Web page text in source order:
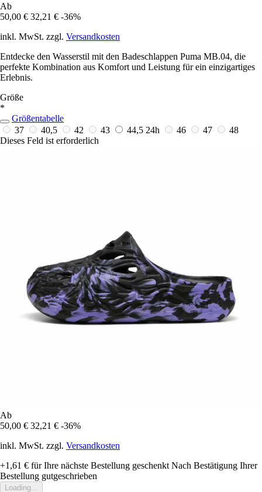
Ab
50,00 € 32,21 € -36%
inkl. MwSt. zzgl. Versandkosten
Entdecke den Wasserstil mit den Badeschlappen Puma MB.04, die
perfekte Kombination aus Komfort und Leistung für ein einzigartiges
Erlebnis.
Größe
*
Größentabelle
37
40,5 42 43 44,5 24h 46 47
48
Dieses Feld ist erforderlich
Ab
50,00 € 32,21 € -36%
inkl. MwSt. zzgl. Versandkosten
+1,61 € für Ihre nächste Bestellung geschenkt Nach Bestätigung Ihrer
Bestellung gutgeschrieben
Loading...